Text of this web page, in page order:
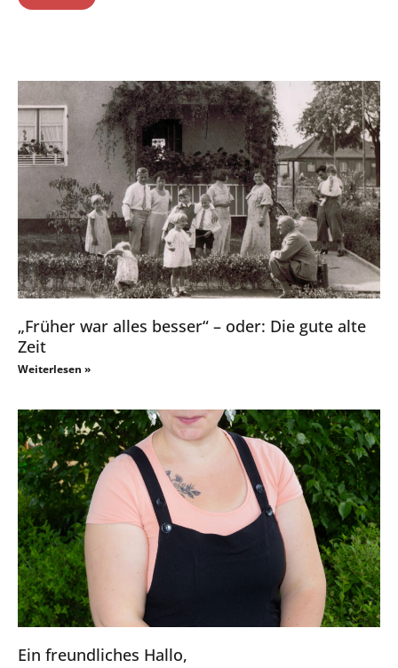
„Früher war alles besser“ – oder: Die gute alte
Zeit
Weiterlesen »
Ein freundliches Hallo,